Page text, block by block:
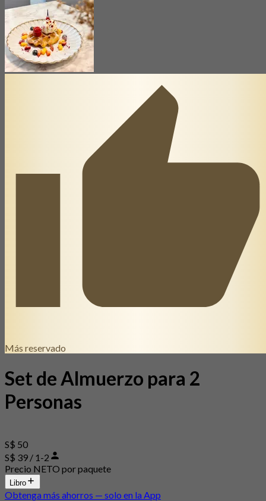
Más reservado
Set de Almuerzo para 2
Personas
S$ 50
S$ 39 / 1-2
Precio NETO por paquete
Libro
Obtenga más ahorros — solo en la App